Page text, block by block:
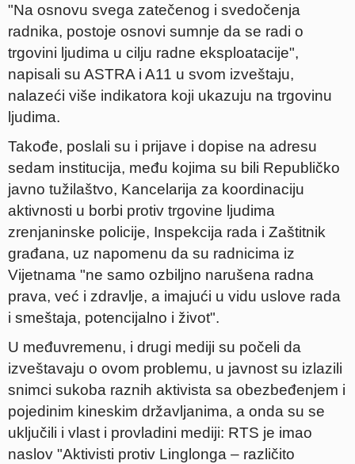
"Na osnovu svega zatečenog i svedočenja
radnika, postoje osnovi sumnje da se radi o
trgovini ljudima u cilju radne eksploatacije",
napisali su ASTRA i A11 u svom izveštaju,
nalazeći više indikatora koji ukazuju na trgovinu
ljudima.
Takođe, poslali su i prijave i dopise na adresu
sedam institucija, među kojima su bili Republičko
javno tužilaštvo, Kancelarija za koordinaciju
aktivnosti u borbi protiv trgovine ljudima
zrenjaninske policije, Inspekcija rada i Zaštitnik
građana, uz napomenu da su radnicima iz
Vijetnama "ne samo ozbiljno narušena radna
prava, već i zdravlje, a imajući u vidu uslove rada
i smeštaja, potencijalno i život".
U međuvremenu, i drugi mediji su počeli da
izveštavaju o ovom problemu, u javnost su izlazili
snimci sukoba raznih aktivista sa obezbeđenjem i
pojedinim kineskim državljanima, a onda su se
uključili i vlast i provladini mediji: RTS je imao
naslov "Aktivisti protiv Linglonga – različito